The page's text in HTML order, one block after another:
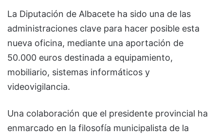
La Diputación de Albacete ha sido una de las
administraciones clave para hacer posible esta
nueva oficina, mediante una aportación de
50.000 euros destinada a equipamiento,
mobiliario, sistemas informáticos y
videovigilancia.
Una colaboración que el presidente provincial ha
enmarcado en la filosofía municipalista de la